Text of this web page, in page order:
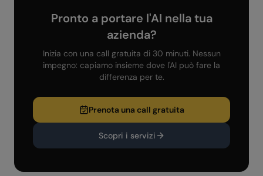
Pronto a portare l'AI nella tua
azienda?
Inizia con una call gratuita di 30 minuti. Nessun
impegno: capiamo insieme dove l'AI può fare la
differenza per te.
Prenota una call gratuita
Scopri i servizi